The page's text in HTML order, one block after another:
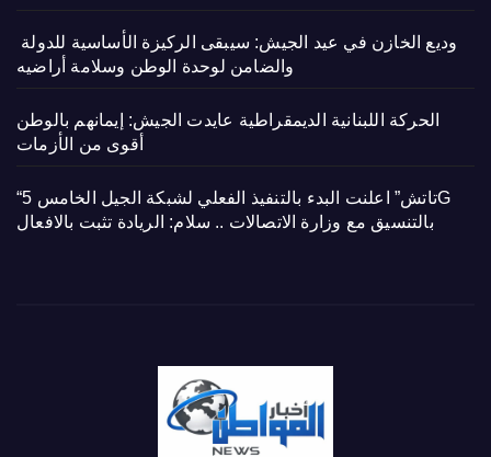
والضامن لوحدة الوطن وسلامة أراضيه
الحركة اللبنانية الديمقراطية عايدت الجيش: إيمانهم بالوطن
أقوى من الأزمات
“تاتش” اعلنت البدء بالتنفيذ الفعلي لشبكة الجيل الخامس 5G
بالتنسيق مع وزارة الاتصالات .. سلام: الريادة تثبت بالافعال